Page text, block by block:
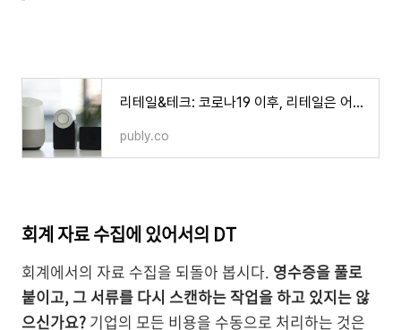
리테일&테크: 코로나19 이후, 리테일은 어떻게 변화할까
publy.co
회계 자료 수집에 있어서의 DT
회계에서의 자료 수집을 되돌아 봅시다. 영수증을 풀로
붙이고, 그 서류를 다시 스캔하는 작업을 하고 있지는 않
으신가요? 기업의 모든 비용을 수동으로 처리하는 것은